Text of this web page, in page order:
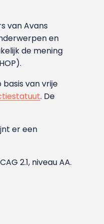
van Avans
en
de mening
van vrije
. De
er een
2.1, niveau AA.